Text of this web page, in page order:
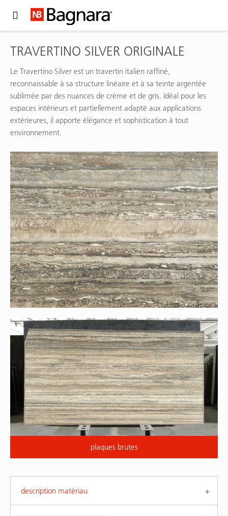
TRAVERTINO SILVER ORIGINALE
Le Travertino Silver est un travertin italien raffiné,
reconnaissable à sa structure linéaire et à sa teinte argentée
sublimée par des nuances de crème et de gris. Idéal pour les
espaces intérieurs et partiellement adapté aux applications
extérieures, il apporte élégance et sophistication à tout
environnement.
plaques brutes
description matériau